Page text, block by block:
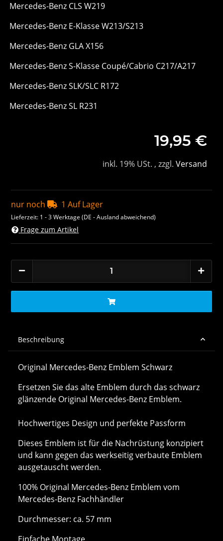
Mercedes-Benz CLS W219
Mercedes-Benz E-Klasse W213/S213
Mercedes-Benz GLA X156
Mercedes-Benz S-Klasse Coupé/Cabrio C217/A217
Mercedes-Benz SLK/SLC R172
Mercedes-Benz SL R231
19,95 €
inkl. 19% USt. , zzgl. Versand
nur noch 1 Auf Lager
Lieferzeit: 1 - 3 Werktage(DE - Ausland abweichend)
Frage zum Artikel
Beschreibung
Original Mercedes-Benz Emblem Schwarz
Ersetzen Sie das alte Emblem durch das schwarz
glänzende Original Mercedes-Benz Emblem.
Hochwertiges Design und perfekte Passform
Dieses Emblem ist für die Nachrüstung konzipiert
und kann gegen das werkseitig verbaute Emblem
ausgetauscht werden.
100% Original Mercedes-Benz Emblem vom
Mercedes-Benz Fachhändler
Durchmesser: ca. 57 mm
Einfache Montage